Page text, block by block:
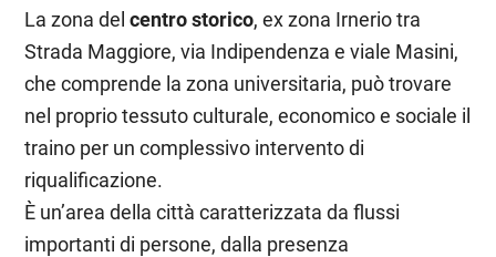
La zona delcentro storico, ex zona Irnerio tra
Strada Maggiore, via Indipendenza e viale Masini,
che comprende la zona universitaria, può trovare
nel proprio tessuto culturale, economico e sociale il
traino per un complessivo intervento di
riqualificazione.
È un’area della città caratterizzata da flussi
importanti di persone, dalla presenza